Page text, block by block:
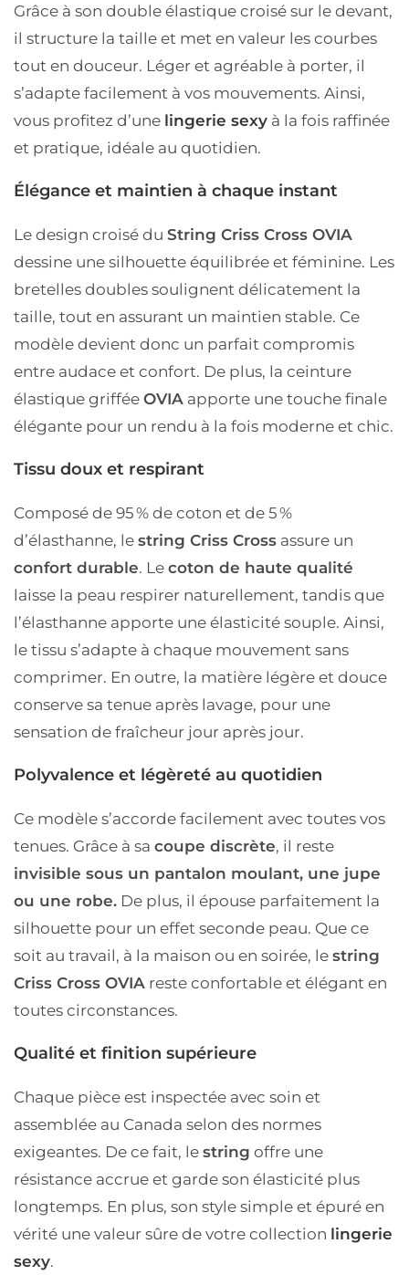
Grâce à son double élastique croisé sur le devant,
il structure la taille et met en valeur les courbes
tout en douceur. Léger et agréable à porter, il
s’adapte facilement à vos mouvements. Ainsi,
vous profitez d’une lingerie sexy à la fois raffinée
et pratique, idéale au quotidien.
Élégance et maintien à chaque instant
Le design croisé du String Criss Cross OVIA
dessine une silhouette équilibrée et féminine. Les
bretelles doubles soulignent délicatement la
taille, tout en assurant un maintien stable. Ce
modèle devient donc un parfait compromis
entre audace et confort. De plus, la ceinture
élastique griffée OVIA apporte une touche finale
élégante pour un rendu à la fois moderne et chic.
Tissu doux et respirant
Composé de 95 % de coton et de 5 %
d’élasthanne, le string Criss Cross assure un
confort durable. Le coton de haute qualité
laisse la peau respirer naturellement, tandis que
l’élasthanne apporte une élasticité souple. Ainsi,
le tissu s’adapte à chaque mouvement sans
comprimer. En outre, la matière légère et douce
conserve sa tenue après lavage, pour une
sensation de fraîcheur jour après jour.
Polyvalence et légèreté au quotidien
Ce modèle s’accorde facilement avec toutes vos
tenues. Grâce à sa coupe discrète, il reste
invisible sous un pantalon moulant, une jupe
ou une robe. De plus, il épouse parfaitement la
silhouette pour un effet seconde peau. Que ce
soit au travail, à la maison ou en soirée, le string
Criss Cross OVIA reste confortable et élégant en
toutes circonstances.
Qualité et finition supérieure
Chaque pièce est inspectée avec soin et
assemblée au Canada selon des normes
exigeantes. De ce fait, le string offre une
résistance accrue et garde son élasticité plus
longtemps. En plus, son style simple et épuré en
vérité une valeur sûre de votre collection lingerie
sexy.